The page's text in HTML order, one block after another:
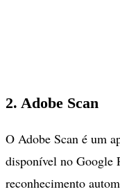
2. Adobe Scan
O Adobe Scan é um
disponível no Google
reconhecimento